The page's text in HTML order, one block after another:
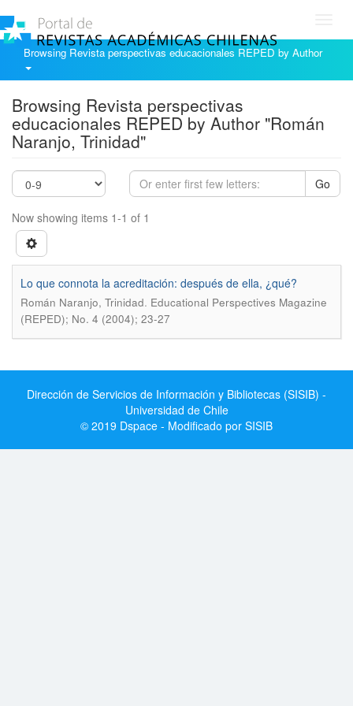
Browsing Revista perspectivas educacionales REPED by Author
Browsing Revista perspectivas
educacionales REPED by Author "Román
Naranjo, Trinidad"
Go
Now showing items 1-1 of 1
Lo que connota la acreditación: después de ella, ¿qué?
Román Naranjo, Trinidad. Educational Perspectives Magazine
(REPED); No. 4 (2004); 23-27
Dirección de Servicios de Información y Bibliotecas (SISIB) -
Universidad de Chile
© 2019 Dspace - Modificado por SISIB